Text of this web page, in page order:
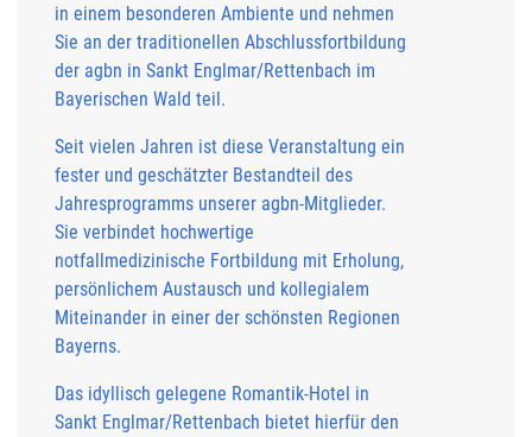
in einem besonderen Ambiente und nehmen
Sie an der traditionellen Abschlussfortbildung
der agbn in Sankt Englmar/Rettenbach im
Bayerischen Wald teil.
Seit vielen Jahren ist diese Veranstaltung ein
fester und geschätzter Bestandteil des
Jahresprogramms unserer agbn-Mitglieder.
Sie verbindet hochwertige
notfallmedizinische Fortbildung mit Erholung,
persönlichem Austausch und kollegialem
Miteinander in einer der schönsten Regionen
Bayerns.
Das idyllisch gelegene Romantik-Hotel in
Sankt Englmar/Rettenbach bietet hierfür den